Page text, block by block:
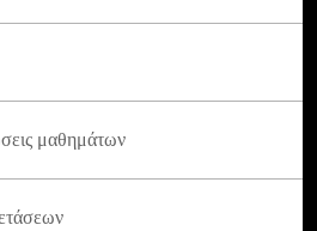
μαθημάτων